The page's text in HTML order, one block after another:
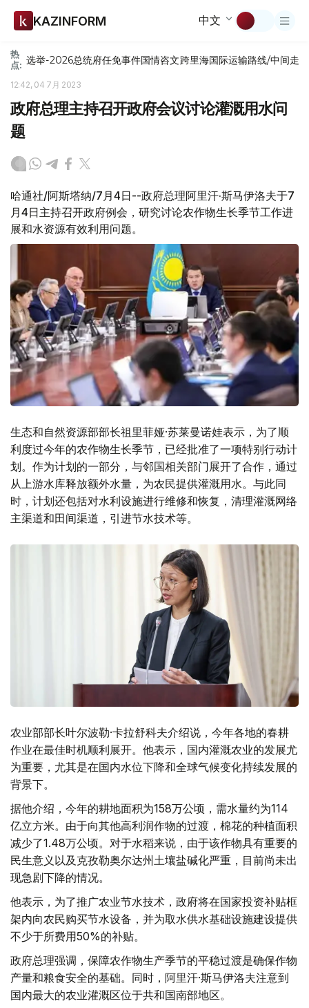
KAZINFORM 中文
热
点: 选举-2026总统府任免事件国情咨文跨里海国际运输路线/中间走廊
12:42, 04 7月 2023
政府总理主持召开政府会议讨论灌溉用水问
题
哈通社/阿斯塔纳/7月4日--政府总理阿里汗·斯马伊洛夫于7
月4日主持召开政府例会，研究讨论农作物生长季节工作进
展和水资源有效利用问题。
生态和自然资源部部长祖里菲娅·苏莱曼诺娃表示，为了顺
利度过今年的农作物生长季节，已经批准了一项特别行动计
划。作为计划的一部分，与邻国相关部门展开了合作，通过
从上游水库释放额外水量，为农民提供灌溉用水。与此同
时，计划还包括对水利设施进行维修和恢复，清理灌溉网络
主渠道和田间渠道，引进节水技术等。
农业部部长叶尔波勒·卡拉舒科夫介绍说，今年各地的春耕
作业在最佳时机顺利展开。他表示，国内灌溉农业的发展尤
为重要，尤其是在国内水位下降和全球气候变化持续发展的
背景下。
据他介绍，今年的耕地面积为158万公顷，需水量约为114
亿立方米。由于向其他高利润作物的过渡，棉花的种植面积
减少了1.48万公顷。对于水稻来说，由于该作物具有重要的
民生意义以及克孜勒奥尔达州土壤盐碱化严重，目前尚未出
现急剧下降的情况。
他表示，为了推广农业节水技术，政府将在国家投资补贴框
架内向农民购买节水设备，并为取水供水基础设施建设提供
不少于所费用50%的补贴。
政府总理强调，保障农作物生产季节的平稳过渡是确保作物
产量和粮食安全的基础。同时，阿里汗·斯马伊洛夫注意到
国内最大的农业灌溉区位于共和国南部地区。